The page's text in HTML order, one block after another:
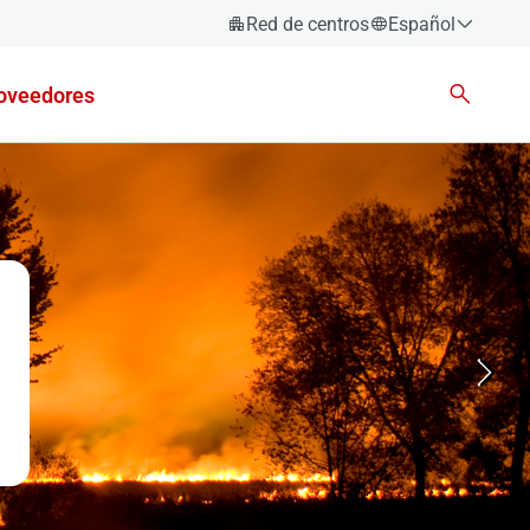
Red de centros
Español
Euskara
Valencià
English